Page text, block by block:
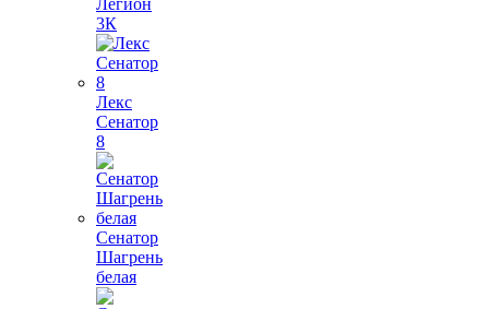
Легион
3К
Лекс
Сенатор
8
Сенатор
Шагрень
белая